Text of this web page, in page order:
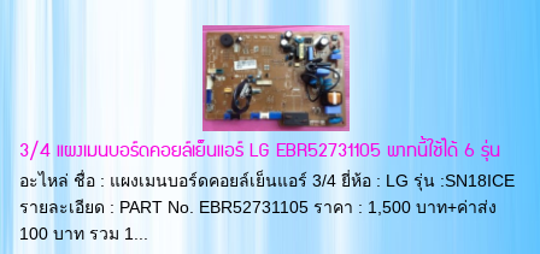
3/4 แผงเมนบอร์ดคอยล์เย็นแอร์ LG EBR52731105 พาทนี้ใช้ได้ 6 รุ่น
อะไหล่ ชื่อ : แผงเมนบอร์ดคอยล์เย็นแอร์ 3/4 ยี่ห้อ : LG รุ่น :SN18ICE
รายละเอียด : PART No. EBR52731105 ราคา : 1,500 บาท+ค่าส่ง
100 บาท รวม 1...